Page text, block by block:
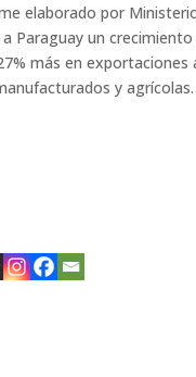
elaborado por
Paraguay un
más en exportaciones
y agrícolas.